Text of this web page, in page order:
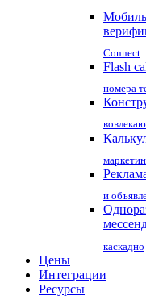
Connect
Flash
номера
и
каскадно
Цены
Интеграции
Ресурсы